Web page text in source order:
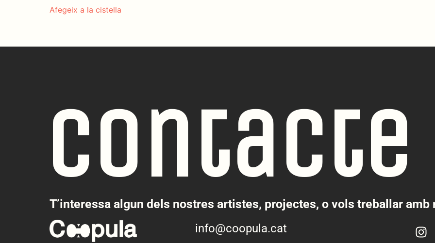
Afegeix a la cistella
Contacte
T’interessa algun dels nostres artistes, projectes, o vols treballar amb
info@coopula.cat